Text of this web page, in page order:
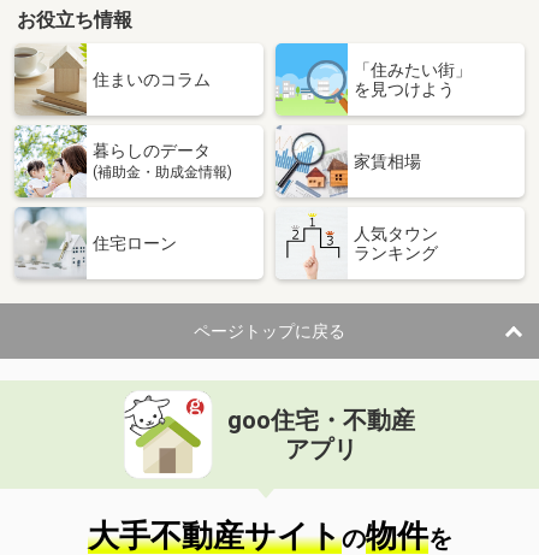
お役立ち情報
住まいのコラム
「住みたい街」
を見つけよう
暮らしのデータ
(補助金・助成金情報)
家賃相場
住宅ローン
人気タウン
ランキング
ページトップに戻る
goo住宅・不動産
アプリ
大手不動産サイトの物件を